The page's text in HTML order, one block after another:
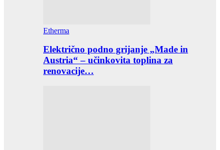
Etherma
Električno podno grijanje „Made in
Austria“ – učinkovita toplina za
renovacije…